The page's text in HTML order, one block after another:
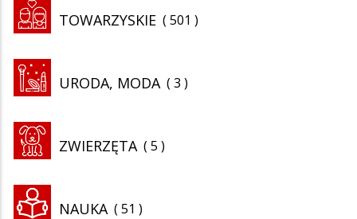
TOWARZYSKIE 501
URODA, MODA 3
ZWIERZĘTA 5
51
NAUKA